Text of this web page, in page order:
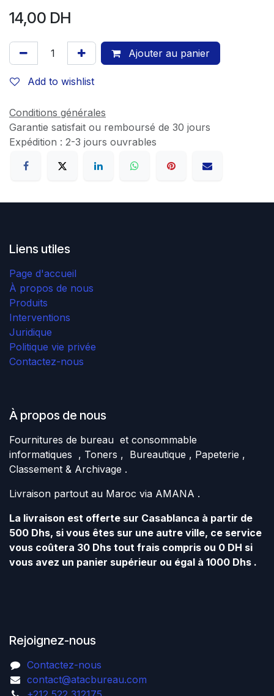
14,00 DH
Ajouter au panier
Add to wishlist
Conditions générales
Garantie satisfait ou remboursé de 30 jours
Expédition : 2-3 jours ouvrables
Liens utiles
Page d'accueil
À propos de nous
Produits
Interventions
Juridique
Politique vie privée
Contactez-nous
À propos de nous
Fournitures de bureau et consommable
informatiques , Toners , Bureautique , Papeterie ,
Classement & Archivage .
Livraison partout au Maroc via AMANA .
La livraison est offerte sur Casablanca à partir de
500 Dhs, si vous êtes sur une autre ville, ce service
vous coûtera 30 Dhs tout frais compris ou 0 DH si
vous avez un panier supérieur ou égal à 1000 Dhs .
Rejoignez-nous
Contactez-nous
contact@atacbureau.com